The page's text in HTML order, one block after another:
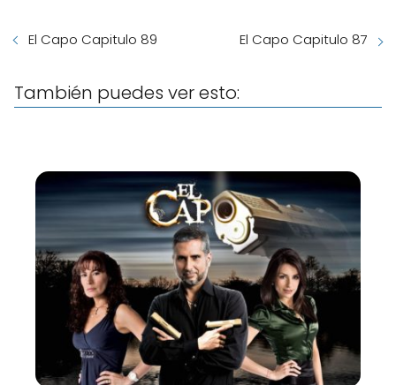
El Capo Capitulo 89 El Capo Capitulo 87
También puedes ver esto: